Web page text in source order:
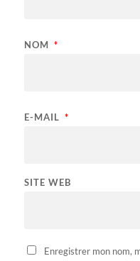
NOM *
E-MAIL *
SITE WEB
Enregistrer mon nom,